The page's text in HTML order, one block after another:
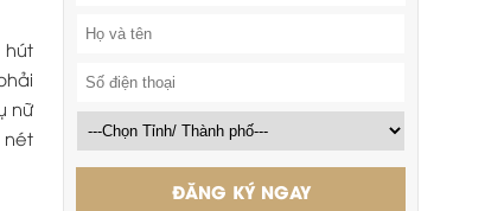
hút
nữ
nét
ĐĂNG KÝ NGAY